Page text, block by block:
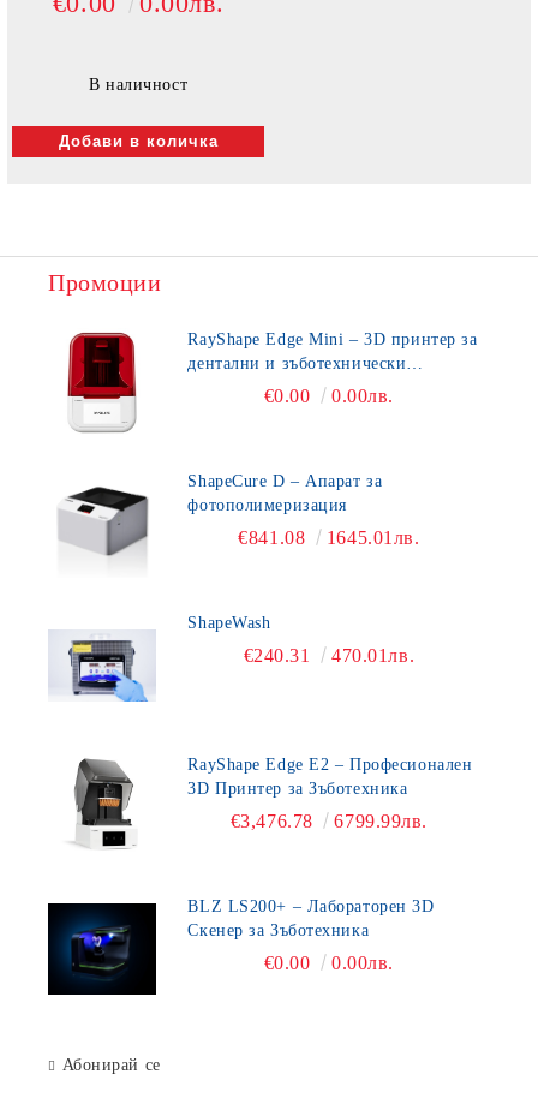
В наличност
Промоции
RayShape Edge Mini – 3D принтер за
дентални и зъботехнически
приложения€0.00 0.00лв.
ShapeCure D – Апарат за
фотополимеризация
€841.08 1645.01лв.
ShapeWash
€240.31 470.01лв.
RayShape Edge E2 – Професионален
3D Принтер за Зъботехника
€3,476.78 6799.99лв.
BLZ LS200+ – Лабораторен 3D
Скенер за Зъботехника
€0.00 0.00лв.
Абонирай се